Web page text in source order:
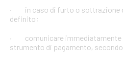
· in caso di furto o sottrazione
definito;
· comunicare immediatamente
strumento di pagamento,